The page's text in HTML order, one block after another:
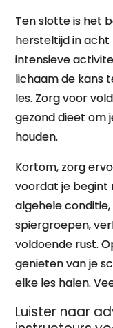
Ten slotte is het
hersteltijd in acht
intensieve
lichaam de kans
les. Zorg voor
gezond dieet om
houden.
Kortom, zorg
voordat je begint
algehele
spiergroepen,
voldoende rust.
genieten van je
elke les halen.
Luister naar